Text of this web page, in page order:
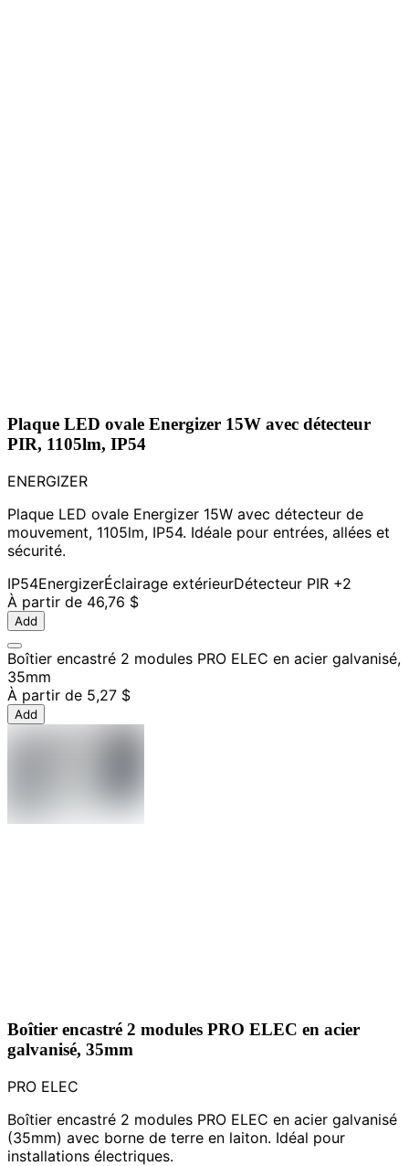
Plaque LED ovale Energizer 15W avec détecteur
PIR, 1105lm, IP54
ENERGIZER
Plaque LED ovale Energizer 15W avec détecteur de
mouvement, 1105lm, IP54. Idéale pour entrées, allées et
sécurité.
IP54EnergizerÉclairage extérieurDétecteur PIR +2
À partir de 46,76 $
Add
Boîtier encastré 2 modules PRO ELEC en acier galvanisé,
35mm
À partir de 5,27 $
Add
Boîtier encastré 2 modules PRO ELEC en acier
galvanisé, 35mm
PRO ELEC
Boîtier encastré 2 modules PRO ELEC en acier galvanisé
(35mm) avec borne de terre en laiton. Idéal pour
installations électriques.